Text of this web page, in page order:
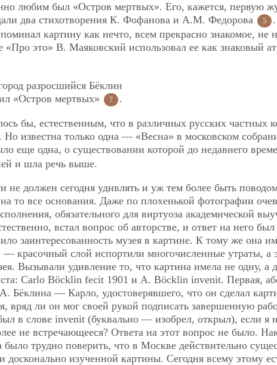
любим был «Остров мертвых». Его, кажется, первую
два стихотворения К. Фофанова и А.М. Федорова
5
картину как нечто, всем прекрасно знакомое, не
«Про это» В. Маяковский использовал ее как знаковый
разросшийся Бёклин
«Остров мертвых»
7 .
бы, естественным, что в различных русских частных
известна только одна — «Весна» в московском
еще одна, о существовании которой до недавнего
и шла речь выше.
не должен сегодня удивлять и уж тем более быть
то все основания. Даже по плохенькой фотографии
обязательного для виртуоза академической
встал вопрос об авторстве, и ответ на него
заинтересованность музея в картине. К тому же она
— красочный слой испортили многочисленные утраты, а
Вызывали удивление то, что картина имела не одну, а
Carlo Böcklin fecit 1901 и A. Böcklin invenit. Первая,
Бёклина — Карло, удостоверявшего, что он сделал
вряд ли он мог своей рукой подписать завершенную
в слове invenit (буквально — изобрел, открыл), если я
не встречающееся? Ответа на этот вопрос не было.
трудно поверить, что в Москве действительно
изученной картины. Сегодня всему этому